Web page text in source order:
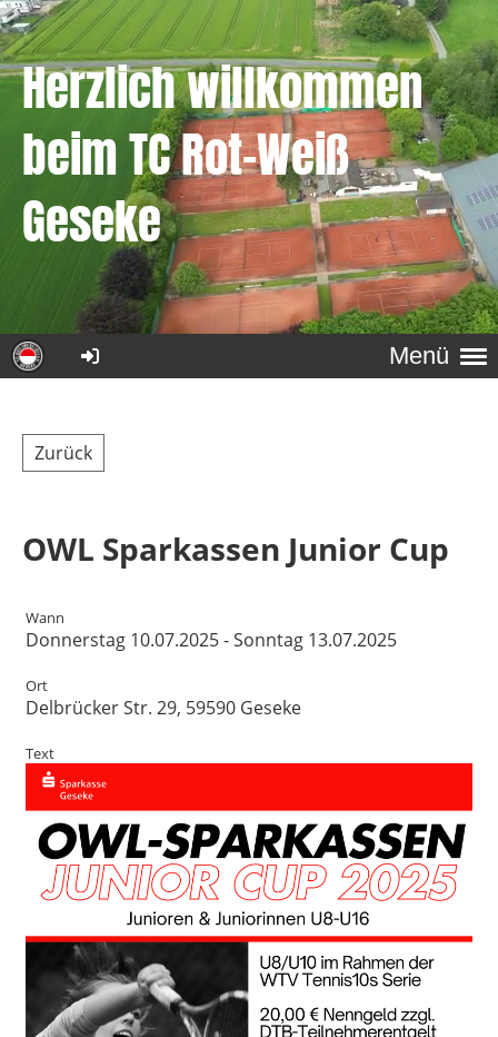
Herzlich willkommen
beimTC Rot-Weiß
Geseke
Menü
Zurück
OWL Sparkassen Junior Cup
Wann
Donnerstag 10.07.2025 - Sonntag 13.07.2025
Ort
Delbrücker Str. 29, 59590 Geseke
Text